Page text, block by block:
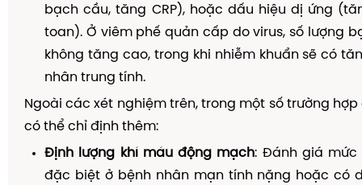
bạch cầu, tăng CRP), hoặc dấu hiệu dị ứng
toan). Ở viêm phế quản cấp do virus, số lượng
không tăng cao, trong khi nhiễm khuẩn sẽ có
nhân trung tính.
Ngoài các xét nghiệm trên, trong một số trường
có thể chỉ định thêm:
Định lượng khí máu động mạch: Đánh giá mức
đặc biệt ở bệnh nhân mạn tính nặng hoặc có